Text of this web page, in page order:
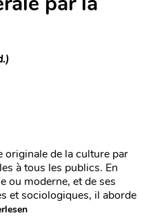
originale de la culture par
à tous les publics. En
ou moderne, et de ses
et sociologiques, il aborde